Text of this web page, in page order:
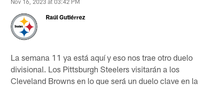
Nov 16, 2023 at 03:42 PM
Raúl Gutiérrez
La semana 11 ya está aquí y eso nos trae otro duelo
divisional. Los Pittsburgh Steelers visitarán a los
Cleveland Browns en lo que será un duelo clave en la